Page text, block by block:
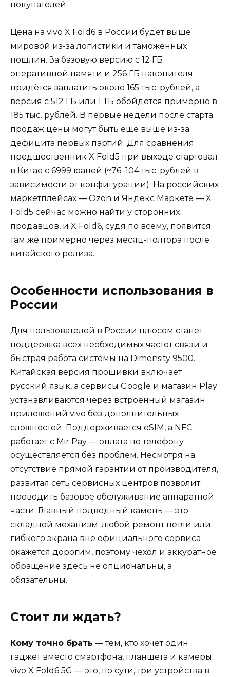
покупателей.
Цена на vivo X Fold6 в России будет выше
мировой из-за логистики и таможенных
пошлин. За базовую версию с 12 ГБ
оперативной памяти и 256 ГБ накопителя
придётся заплатить около 165 тыс. рублей, а
версия с 512 ГБ или 1 ТБ обойдётся примерно в
185 тыс. рублей. В первые недели после старта
продаж цены могут быть ещё выше из-за
дефицита первых партий. Для сравнения:
предшественник X Fold5 при выходе стартовал
в Китае с 6999 юаней (~76–104 тыс. рублей в
зависимости от конфигурации). На российских
маркетплейсах — Ozon и Яндекс Маркете — X
Fold5 сейчас можно найти у сторонних
продавцов, и X Fold6, судя по всему, появится
там же примерно через месяц-полтора после
китайского релиза.
Особенности использования в
России
Для пользователей в России плюсом станет
поддержка всех необходимых частот связи и
быстрая работа системы на Dimensity 9500.
Китайская версия прошивки включает
русский язык, а сервисы Google и магазин Play
устанавливаются через встроенный магазин
приложений vivo без дополнительных
сложностей. Поддерживается eSIM, а NFC
работает с Mir Pay — оплата по телефону
осуществляется без проблем. Несмотря на
отсутствие прямой гарантии от производителя,
развитая сеть сервисных центров позволит
проводить базовое обслуживание аппаратной
части. Главный подводный камень — это
складной механизм: любой ремонт петли или
гибкого экрана вне официального сервиса
окажется дорогим, поэтому чехол и аккуратное
обращение здесь не опциональны, а
обязательны.
Стоит ли ждать?
Кому точно брать — тем, кто хочет один
гаджет вместо смартфона, планшета и камеры.
vivo X Fold6 5G — это, по сути, три устройства в